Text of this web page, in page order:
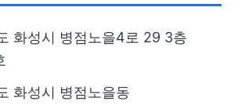
화성시 병점노을4로 29 3층
화성시 병점노을동